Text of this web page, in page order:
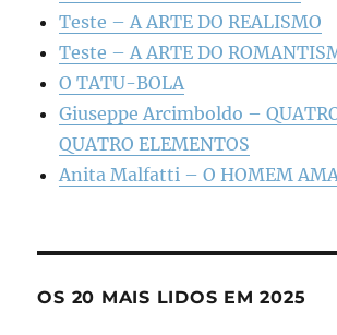
Teste – A ARTE DO REALISMO
Teste – A ARTE DO
O TATU-BOLA
Giuseppe Arcimboldo –
QUATRO ELEMENTOS
Anita Malfatti – O HOMEM
OS 20 MAIS LIDOS EM 2025